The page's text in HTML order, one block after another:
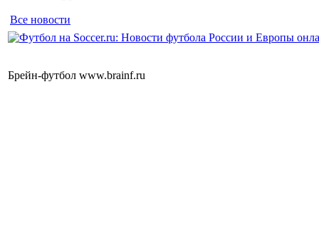
Все новости
Брейн-футбол www.brainf.ru